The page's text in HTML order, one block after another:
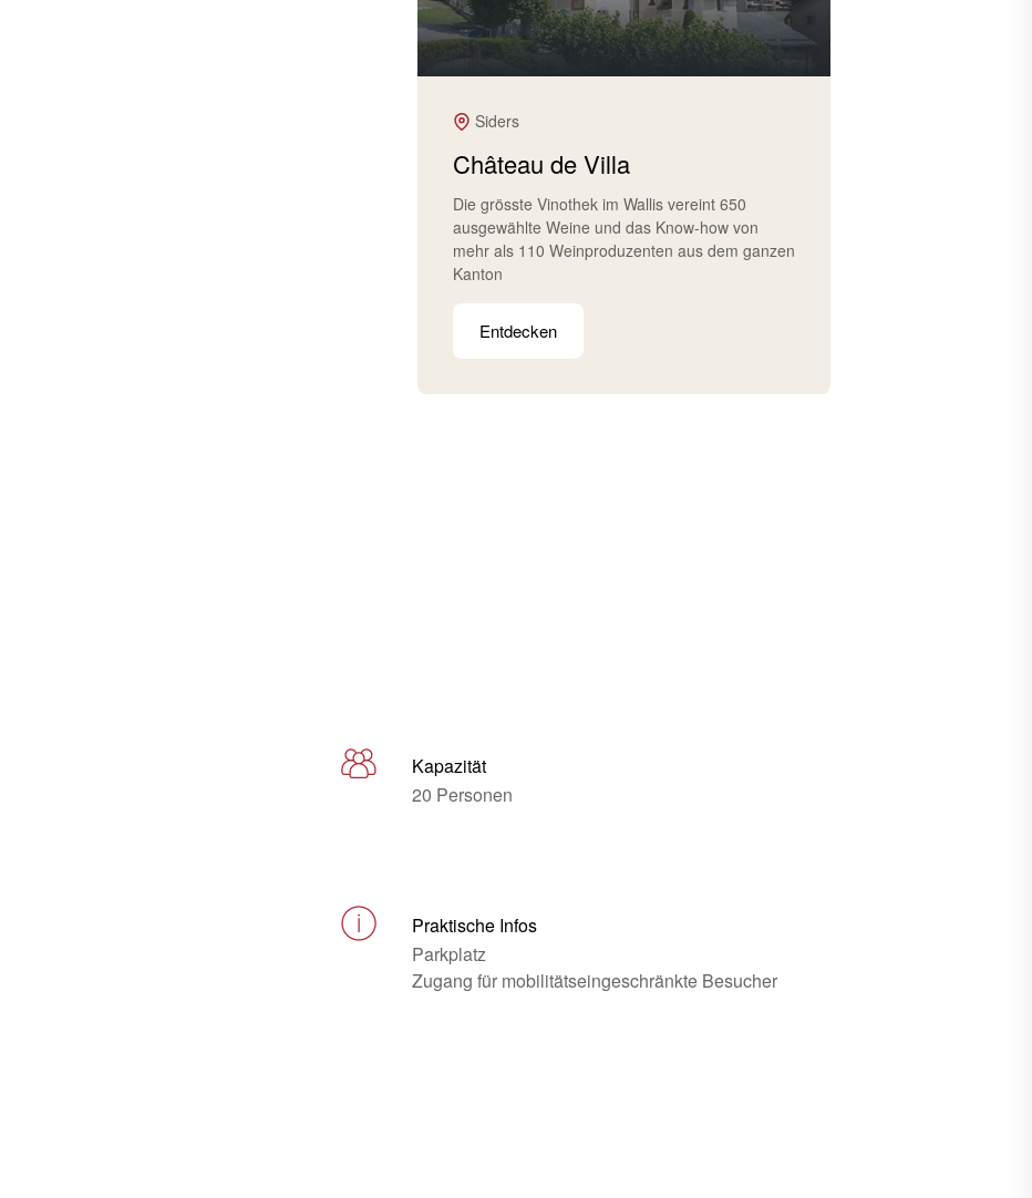
Siders
Château de Villa
Die grösste Vinothek im Wallis vereint 650
ausgewählte Weine und das Know-how von
mehr als 110 Weinproduzenten aus dem ganzen
Kanton
Entdecken
Kapazität
20 Personen
Praktische Infos
Parkplatz
Zugang für mobilitätseingeschränkte Besucher